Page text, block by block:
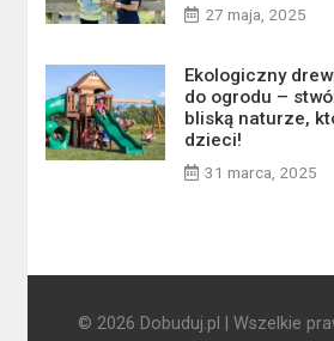
27 maja, 2025
Ekologiczny
do ogrodu –
bliską naturze,
dzieci!
31 marca, 2025
© 2026 Dobuduj.pl | Wszelkie